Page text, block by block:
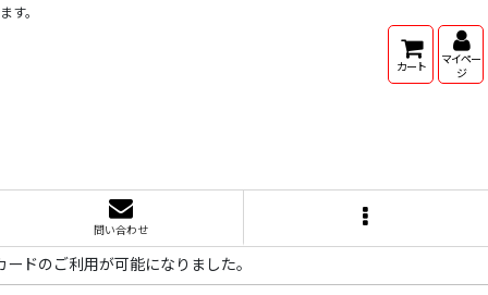
。
カート
マイペー
ジ
問い合わせ
ドのご利用が可能になりました。